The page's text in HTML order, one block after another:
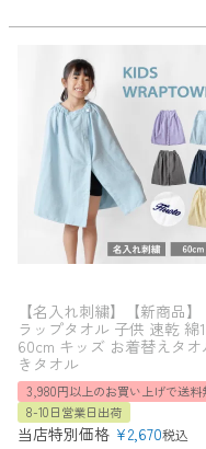
【名入れ刺繍】【新商品】
ラップタオル 子供 速乾 綿
60cm キッズ お着替えタ
きタオル
3,980円以上のお買い上げで送料
8-10日営業日出荷
当店特別価格 ¥2,670税込